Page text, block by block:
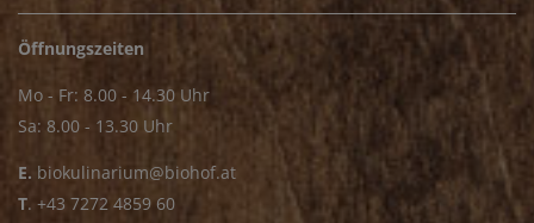
Öffnungszeiten
Mo - Fr: 8.00 - 14.30 Uhr
Sa: 8.00 - 13.30 Uhr
E. biokulinarium@biohof.at
T. +43 7272 4859 60